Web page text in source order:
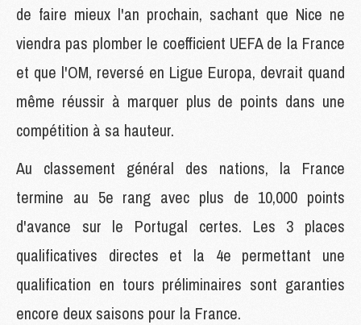
de faire mieux l'an prochain, sachant que Nice ne
viendra pas plomber le coefficient UEFA de la France
et que l'OM, reversé en Ligue Europa, devrait quand
même réussir à marquer plus de points dans une
compétition à sa hauteur.
Au classement général des nations, la France
termine au 5e rang avec plus de 10,000 points
d'avance sur le Portugal certes. Les 3 places
qualificatives directes et la 4e permettant une
qualification en tours préliminaires sont garanties
encore deux saisons pour la France.